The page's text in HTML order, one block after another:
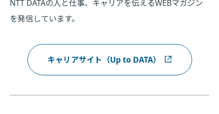
NTT DATAの人と仕事、キャリアを伝えるWEBマガジン
を発信しています。
キャリアサイト（Up to DATA）